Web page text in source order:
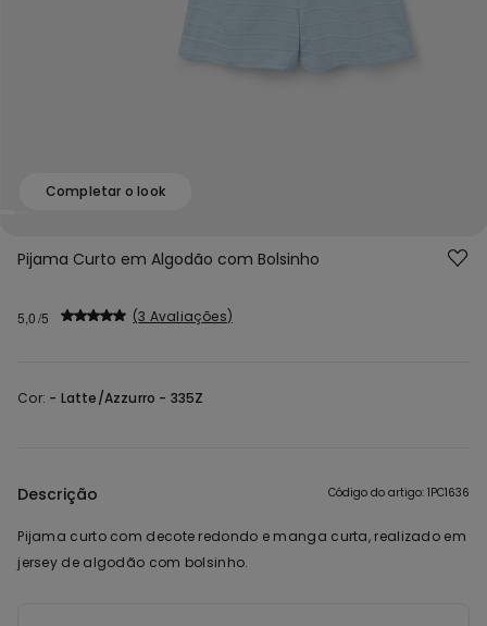
Completar o look
Pijama Curto em Algodão com Bolsinho
5,0 3 Avaliações
Cor: - Latte/Azzurro - 335Z
Descrição Código do artigo: 1PC1636
Pijama curto com decote redondo e manga curta, realizado em
jersey de algodão com bolsinho.